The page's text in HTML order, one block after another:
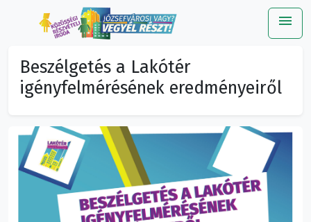
menu
Beszélgetés a Lakótér
igényfelmérésének eredményeiről